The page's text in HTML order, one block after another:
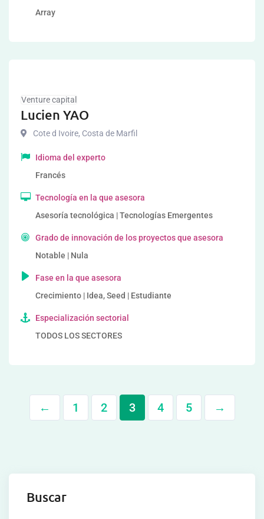
Array
Venture capital
Lucien YAO
Cote d Ivoire, Costa de Marfil
Idioma del experto
Francés
Tecnología en la que asesora
Asesoría tecnológica | Tecnologías Emergentes
Grado de innovación de los proyectos que asesora
Notable | Nula
Fase en la que asesora
Crecimiento | Idea, Seed | Estudiante
Especialización sectorial
TODOS LOS SECTORES
← 1 2 3 4 5 →
Buscar